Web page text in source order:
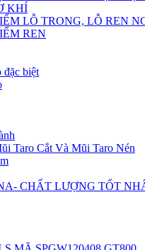
KHÍ
LỖ TRONG, LỖ REN
REN
đặc biệt
Taro Cắt Và Mũi Taro Nén
CHẤT LƯỢNG TỐT